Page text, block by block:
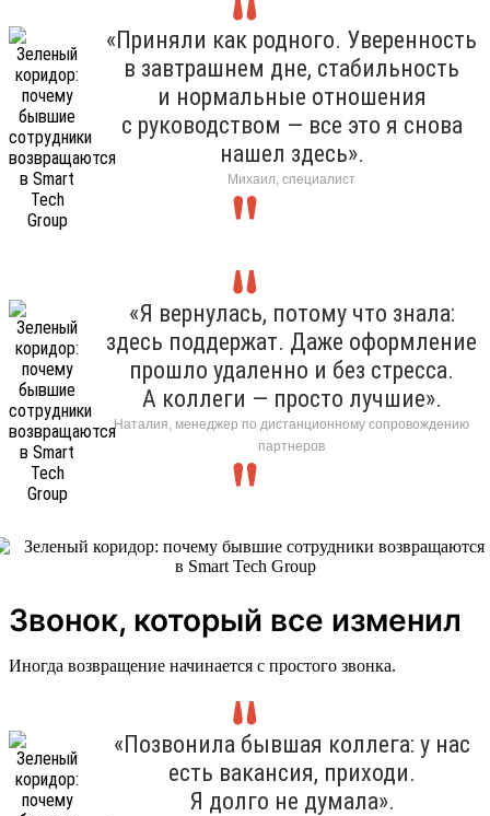
«Приняли как родного. Уверенность
в завтрашнем дне, стабильность
и нормальные отношения
с руководством — все это я снова
нашел здесь».
Михаил, специалист
«Я вернулась, потому что знала:
здесь поддержат. Даже оформление
прошло удаленно и без стресса.
А коллеги — просто лучшие».
Наталия, менеджер по дистанционному сопровождению
партнеров
Звонок, который все изменил
Иногда возвращение начинается с простого звонка.
«Позвонила бывшая коллега: у нас
есть вакансия, приходи.
Я долго не думала».